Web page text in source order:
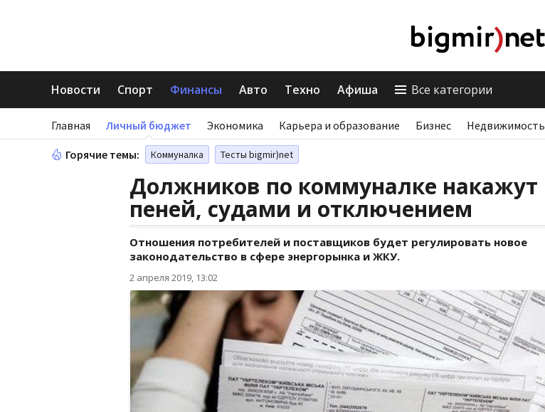
Новости Спорт Финансы Авто Техно Афиша Все категории
Главная Личный бюджет Экономика Карьера и образование Бизнес Недвижимость
Горячие темы: Коммуналка Тесты bigmir)net
Должников по коммуналке накажут
пеней, судами и отключением
Отношения потребителей и поставщиков будет регулировать новое
законодательство в сфере энергорынка и ЖКУ.
2 апреля 2019, 13:02